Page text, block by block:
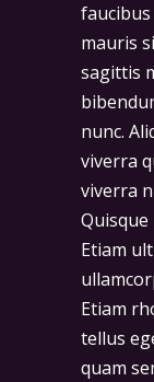
mauris
sagittis
nunc.
viverra
viverra
Etiam
Etiam
tellus
quam